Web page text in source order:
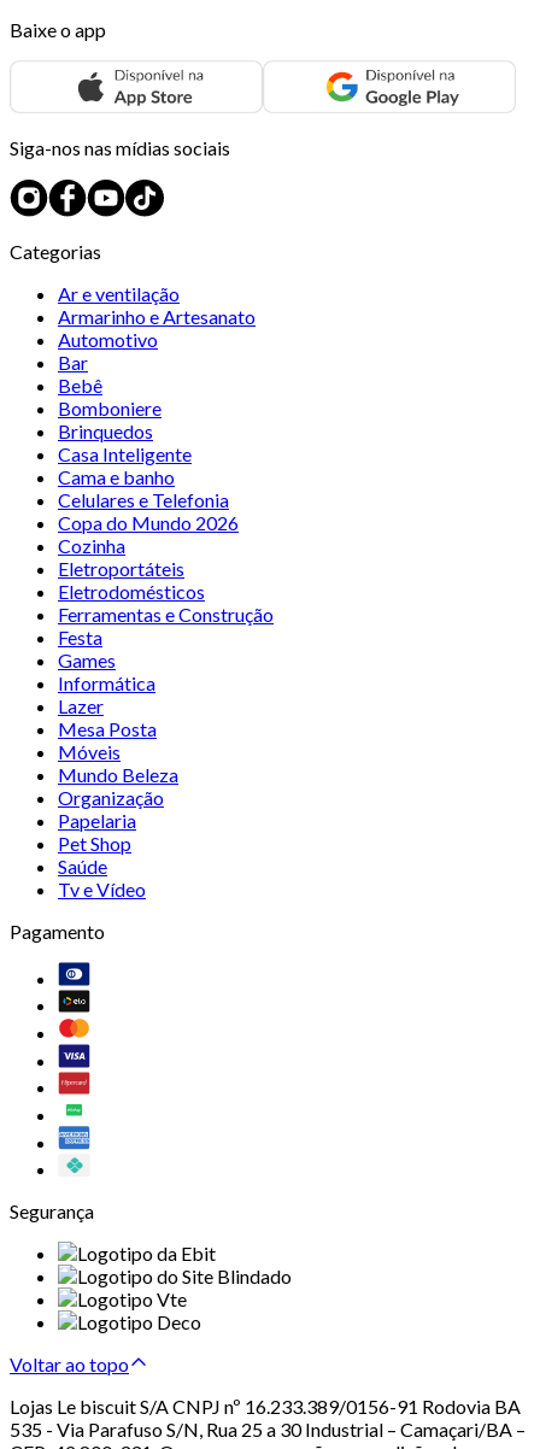
Baixe o app
Siga-nos nas mídias sociais
Categorias
Ar e ventilação
Armarinho e Artesanato
Automotivo
Bar
Bebê
Bomboniere
Brinquedos
Casa Inteligente
Cama e banho
Celulares e Telefonia
Copa do Mundo 2026
Cozinha
Eletroportáteis
Eletrodomésticos
Ferramentas e Construção
Festa
Games
Informática
Lazer
Mesa Posta
Móveis
Mundo Beleza
Organização
Papelaria
Pet Shop
Saúde
Tv e Vídeo
Pagamento
Segurança
Voltar ao topo
Lojas Le biscuit S/A CNPJ nº 16.233.389/0156-91 Rodovia BA
535 - Via Parafuso S/N, Rua 25 a 30 Industrial – Camaçari/BA –